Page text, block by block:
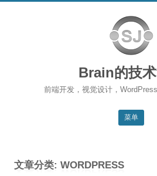
Brain的技
前端开发，视觉设计，
菜单
博客首页
文章分类: WORDPRESS